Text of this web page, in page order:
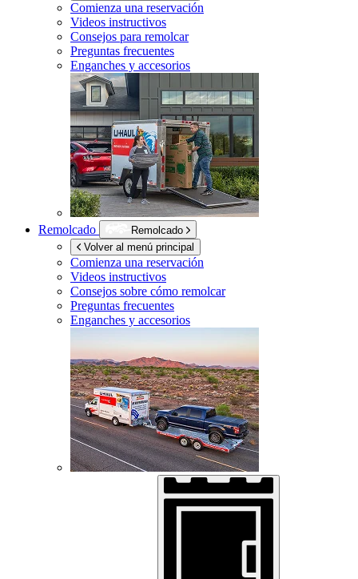
Comienza una reservación
Videos instructivos
Consejos para remolcar
Preguntas frecuentes
Enganches y accesorios
Remolcado
Remolcado
Volver al menú principal
Comienza una reservación
Videos instructivos
Consejos sobre cómo remolcar
Preguntas frecuentes
Enganches y accesorios